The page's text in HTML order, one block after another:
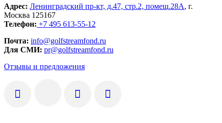
Адрес: Ленинградский пр-кт, д.47, стр.2, помещ.28А, г.
Москва 125167
Телефон: +7 495 613-55-12
Почта: info@golfstreamfond.ru
Для СМИ: pr@golfstreamfond.ru
Отзывы и предложения